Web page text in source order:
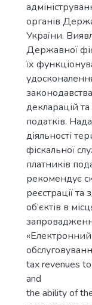
органів
України.
Державної
їх
декларацій та
податків.
діяльності
фіскальної
платників
рекомендує
реєстрації
об’єктів в
«Електронний
tax revenues
and
the ability of